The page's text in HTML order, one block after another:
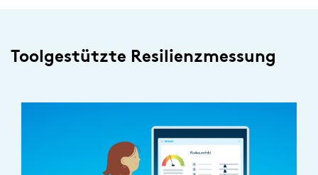
PUBLIKATION
Marktstudie unter Versicherern:
Operations der Zukunft
Toolgestützte Resilienzmessung